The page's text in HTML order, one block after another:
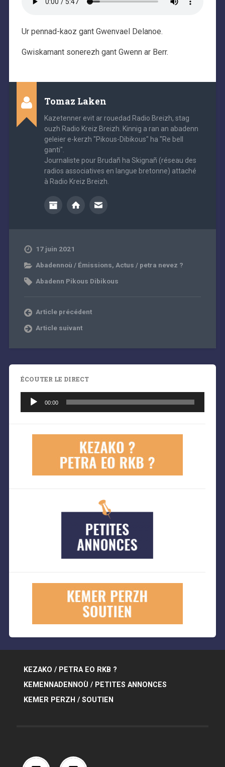
Ur pennad-kaoz gant Gwenvael Delanoe.
Gwiskamant sonerezh gant Gwenn ar Berr.
Tomaz Laken
Kazetenner evit ar rouedad Radio Breizh, stag
ouzh Radio Kreiz Breizh. Kinnig a ran an abadenn
geleier e-kerzh "Pikous-Dibikous" ha "Re bell
ganti".
Journaliste pour Brudañ ha Skignañ (réseau des
radios associatives en langue bretonne) attaché
à Radio Kreiz Breizh.
17 juin 2021
Abadennoù / Émissions, Actus / petra nevez ?
Abadenn Pikous Dibikous
Article précédent
Article suivant
ÉCOUTER LE DIRECT
audio
00:00
KEZAKO / PETRA EO RKB ?
KEMENNADENNOÙ / PETITES ANNONCES
KEMER PERZH / SOUTIEN